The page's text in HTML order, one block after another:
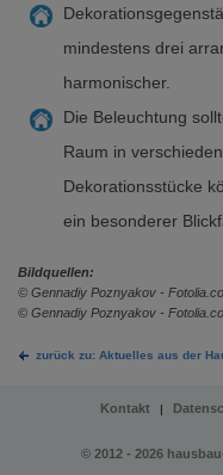
mindestens drei
harmonischer.
Die Beleuchtung
Raum in
Dekorationsstücke
ein besonderer
Bildquellen:
© Gennadiy Poznyakov -
© Gennadiy Poznyakov -
zurück zu: Aktuelles aus der
Kontakt |
© 2012 - 2026